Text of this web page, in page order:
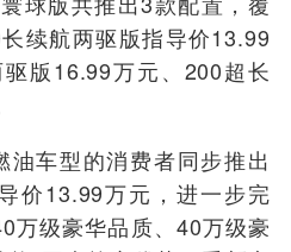
续航两驱版指导价13.99
版16.99万元、200超长
油车型的消费者同步推出
价13.99万元，进一步完
万级豪华品质、40万级豪